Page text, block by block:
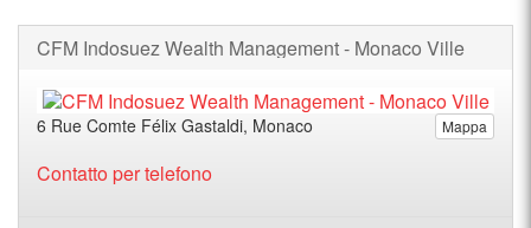
CFM Indosuez Wealth Management - Monaco Ville
Mappa
6 Rue Comte Félix Gastaldi, Monaco
Contatto per telefono